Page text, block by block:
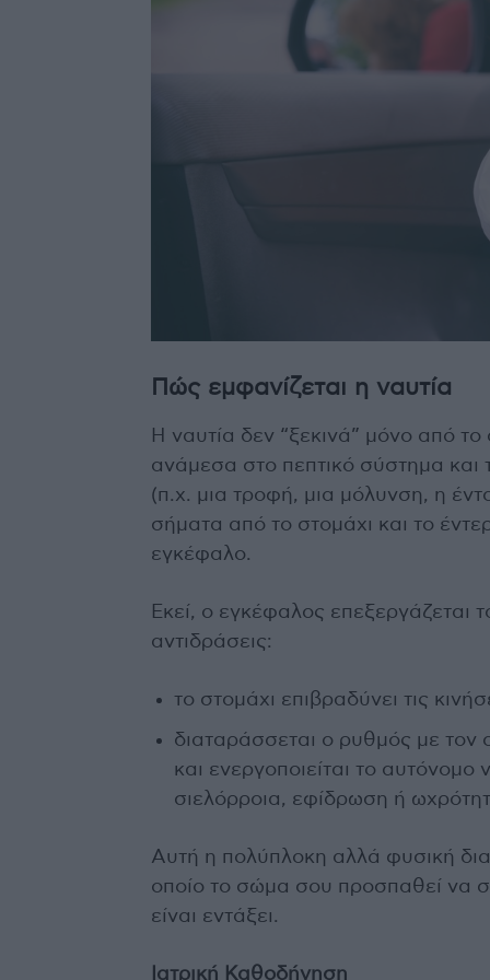
Πώς εμφανίζεται η ναυτία
Η ναυτία δεν “ξεκινά” μόνο από
ανάμεσα στο πεπτικό σύστημα και
(π.χ. μια τροφή, μια μόλυνση, η
σήματα από το στομάχι και το
εγκέφαλο.
Εκεί, ο εγκέφαλος επεξεργάζεται
αντιδράσεις:
το στομάχι επιβραδύνει τις
διαταράσσεται ο ρυθμός με
και ενεργοποιείται το
σιελόρροια, εφίδρωση ή
Αυτή η πολύπλοκη αλλά φυσική
οποίο το σώμα σου προσπαθεί να
είναι εντάξει.
Ιατρική Καθοδήγηση